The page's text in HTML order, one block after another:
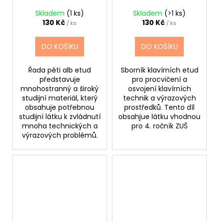
Skladem (1 ks)
130 Kč / ks
DO KOŠÍKU
Řada pěti alb etud
představuje
mnohostranný a široký
studijní materiál, který
obsahuje potřebnou
studijní látku k zvládnutí
mnoha technických a
výrazových problémů.
Skladem (>1 ks)
130 Kč / ks
DO KOŠÍKU
Sborník klavírních etud
pro procvičení a
osvojení klavírních
technik a výrazových
prostředků. Tento díl
obsahjue látku vhodnou
pro 4. ročník ZUŠ